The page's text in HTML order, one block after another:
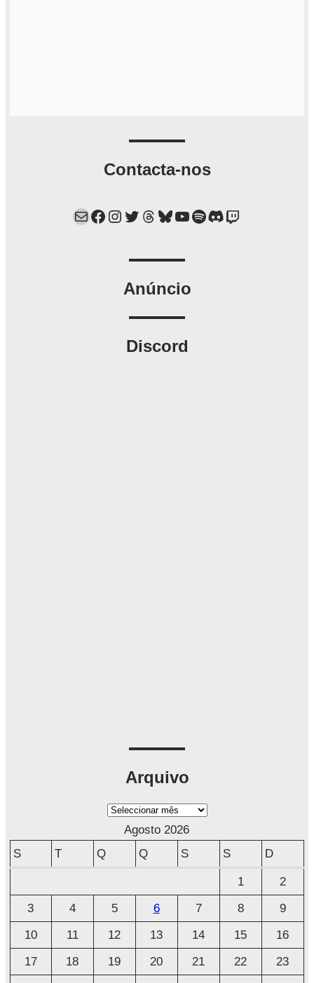
Contacta-nos
Mail Facebook Instagram Twitter Threads Bluesky YouTube Spotify Discord Twitch
Anúncio
Discord
Arquivo
A
v
o
Agosto 2026
S
T Q Q S S D
1
2
3
4 5 6 7 8
9
10
11 12 13 14 15
16
17
18 19 20 21 22
23